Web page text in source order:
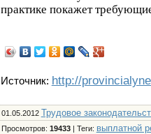
практике покажет
Источник: http://
01.05.2012 Трудовое
Просмотров: 19433| Теги: выплатной